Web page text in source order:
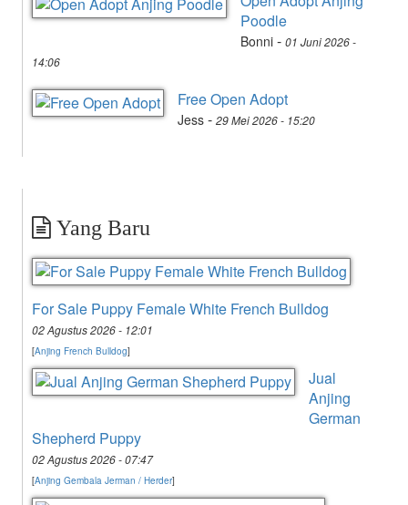
Poodle
Bonni - 01 Juni 2026 -
14:06
Free Open Adopt
Jess - 29 Mei 2026 - 15:20
Yang Baru
For Sale Puppy Female White French Bulldog
02 Agustus 2026 - 12:01
[Anjing French Bulldog]
Jual
Anjing
German
Shepherd Puppy
02 Agustus 2026 - 07:47
[Anjing Gembala Jerman / Herder]